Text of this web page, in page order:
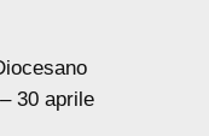
30 aprile